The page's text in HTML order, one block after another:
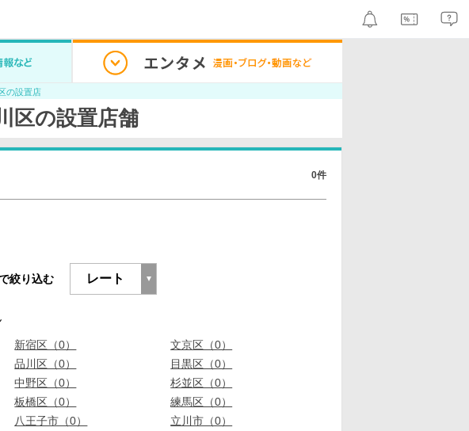
の設置店
区の設置店舗
0件
絞り込む
新宿区（0）
文京区（0）
品川区（0）
目黒区（0）
中野区（0）
杉並区（0）
板橋区（0）
練馬区（0）
八王子市（0）
立川市（0）